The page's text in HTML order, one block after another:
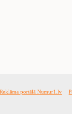
Reklāma portālā Numur1.lv